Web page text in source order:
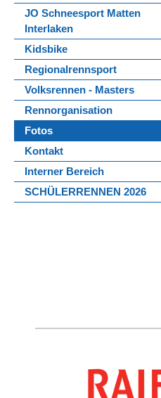
JO Schneesport Matten
Interlaken
Kidsbike
Regionalrennsport
Volksrennen - Masters
Rennorganisation
Fotos
Kontakt
Interner Bereich
SCHÜLERRENNEN 2026